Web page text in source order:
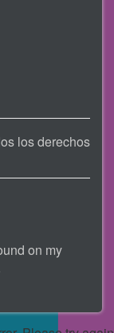
los derechos
on my